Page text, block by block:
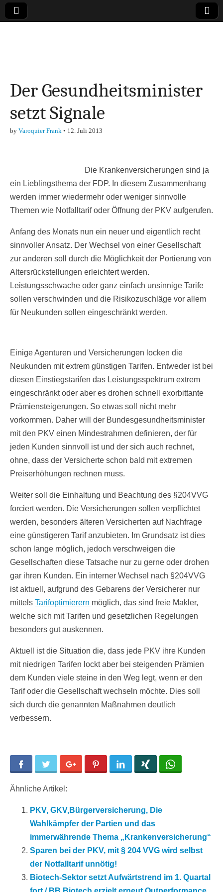
Finanzen,
Marketing-, Vertrieb-
Der Gesundheitsminister
setzt Signale
by Varoquier Frank • 12. Juli 2013
Die Krankenversicherungen sind ja
ein Lieblingsthema der FDP. In diesem Zusammenhang
werden immer wiedermehr oder weniger sinnvolle
Themen wie Notfalltarif oder Öffnung der PKV aufgerufen.
Anfang des Monats nun ein neuer und eigentlich recht
sinnvoller Ansatz. Der Wechsel von einer Gesellschaft
zur anderen soll durch die Möglichkeit der Portierung von
Altersrückstellungen erleichtert werden.
Leistungsschwache oder ganz einfach unsinnige Tarife
sollen verschwinden und die Risikozuschläge vor allem
für Neukunden sollen eingeschränkt werden.
Einige Agenturen und Versicherungen locken die
Neukunden mit extrem günstigen Tarifen. Entweder ist bei
diesen Einstiegstarifen das Leistungsspektrum extrem
eingeschränkt oder aber es drohen schnell exorbittante
Prämiensteigerungen. So etwas soll nicht mehr
vorkommen. Daher will der Bundesgesundheitsminister
mit den PKV einen Mindestrahmen definieren, der für
jeden Kunden sinnvoll ist und der sich auch rechnet,
ohne, dass der Versicherte schon bald mit extremen
Preiserhöhungen rechnen muss.
Weiter soll die Einhaltung und Beachtung des §204VVG
forciert werden. Die Versicherungen sollen verpflichtet
werden, besonders älteren Versicherten auf Nachfrage
eine günstigeren Tarif anzubieten. Im Grundsatz ist dies
schon lange möglich, jedoch verschweigen die
Gesellschaften diese Tatsache nur zu gerne oder drohen
gar ihren Kunden. Ein interner Wechsel nach §204VVG
ist aktuell, aufgrund des Gebarens der Versicherer nur
mittels Tarifoptimierern möglich, das sind freie Makler,
welche sich mit Tarifen und gesetzlichen Regelungen
besonders gut auskennen.
Aktuell ist die Situation die, dass jede PKV ihre Kunden
mit niedrigen Tarifen lockt aber bei steigenden Prämien
dem Kunden viele steine in den Weg legt, wenn er den
Tarif oder die Gesellschaft wechseln möchte. Dies soll
sich durch die genannten Maßnahmen deutlich
verbessern.
Facebook Twitter Google+ Pinterest LinkedIn
Ähnliche Artikel:
PKV, GKV,Bürgerversicherung, Die
Wahlkämpfer der Partien und das
immerwährende Thema „Krankenversicherung“
Sparen bei der PKV, mit § 204 VVG wird selbst
der Notfalltarif unnötig!
Biotech-Sektor setzt Aufwärtstrend im 1. Quartal